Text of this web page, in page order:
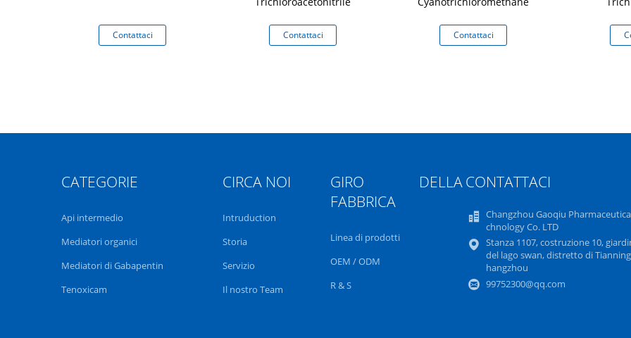
Contattaci Contattaci Contattaci
CATEGORIE
Api intermedio
Mediatori organici
Mediatori di Gabapentin
Tenoxicam
CIRCA NOI
Intruduction
Storia
Servizio
Il nostro Team
GIRO DELLA
FABBRICA
Linea di prodotti
OEM / ODM
R & S
CONTATTACI
Changzhou Gaoqiu
chnology Co. LTD
Stanza 1107, costruzione 10,
del lago swan, distretto di
hangzhou
99752300@qq.com